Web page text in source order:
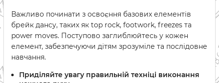
Важливо починати з освоєння базових елементів
брейк дансу, таких як top rock, footwork, freezes та
power moves. Поступово заглиблюйтесь у кожен
елемент, забезпечуючи дітям зрозуміле та послідовне
навчання.
Приділяйте увагу правильній техніці виконання